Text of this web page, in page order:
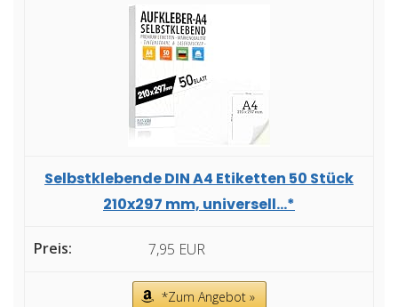
Selbstklebende DIN A4 Etiketten 50 Stück
210x297 mm, universell...*
7,95 EUR
*Zum Angebot »